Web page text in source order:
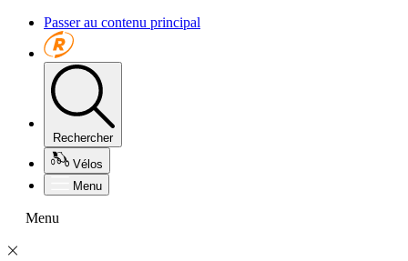
Passer au contenu principal
Rechercher
Vélos
Menu
Menu